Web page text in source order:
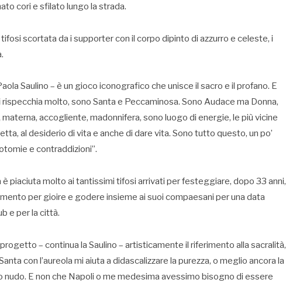
cori e sfilato lungo la strada.
scortata da i supporter con il corpo dipinto di azzurro e celeste, i
Saulino – è un gioco iconografico che unisce il sacro e il profano. E
molto, sono Santa e Peccaminosa. Sono Audace ma Donna,
accogliente, madonnifera, sono luogo di energie, le più vicine
al desiderio di vita e anche di dare vita. Sono tutto questo, un po’
e contraddizioni”.
piaciuta molto ai tantissimi tifosi arrivati per festeggiare, dopo 33 anni,
per gioire e godere insieme ai suoi compaesani per una data
e per la città.
– continua la Saulino – artisticamente il riferimento alla sacralità,
con l’aureola mi aiuta a didascalizzare la purezza, o meglio ancora la
E non che Napoli o me medesima avessimo bisogno di essere